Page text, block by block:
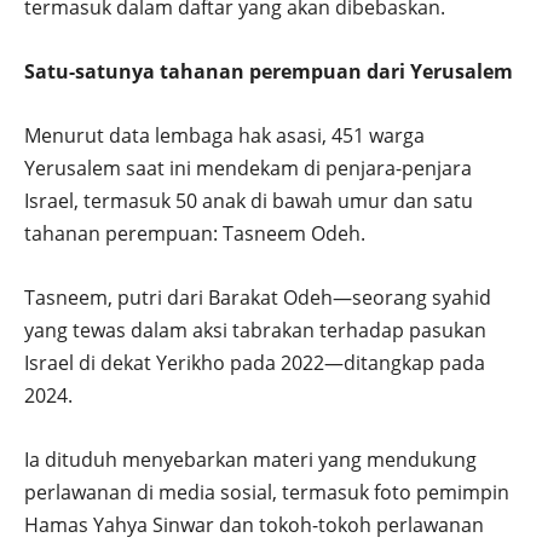
termasuk dalam daftar yang akan dibebaskan.
Satu-satunya tahanan perempuan dari Yerusalem
Menurut data lembaga hak asasi, 451 warga
Yerusalem saat ini mendekam di penjara-penjara
Israel, termasuk 50 anak di bawah umur dan satu
tahanan perempuan: Tasneem Odeh.
Tasneem, putri dari Barakat Odeh—seorang syahid
yang tewas dalam aksi tabrakan terhadap pasukan
Israel di dekat Yerikho pada 2022—ditangkap pada
2024.
Ia dituduh menyebarkan materi yang mendukung
perlawanan di media sosial, termasuk foto pemimpin
Hamas Yahya Sinwar dan tokoh-tokoh perlawanan